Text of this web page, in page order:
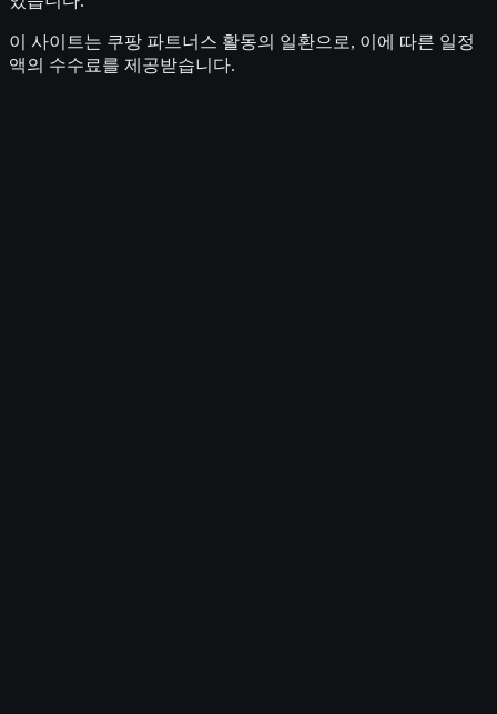
이 사이트는 쿠팡 파트너스 활동의 일환으로, 이에 따른 일정
액의 수수료를 제공받습니다.